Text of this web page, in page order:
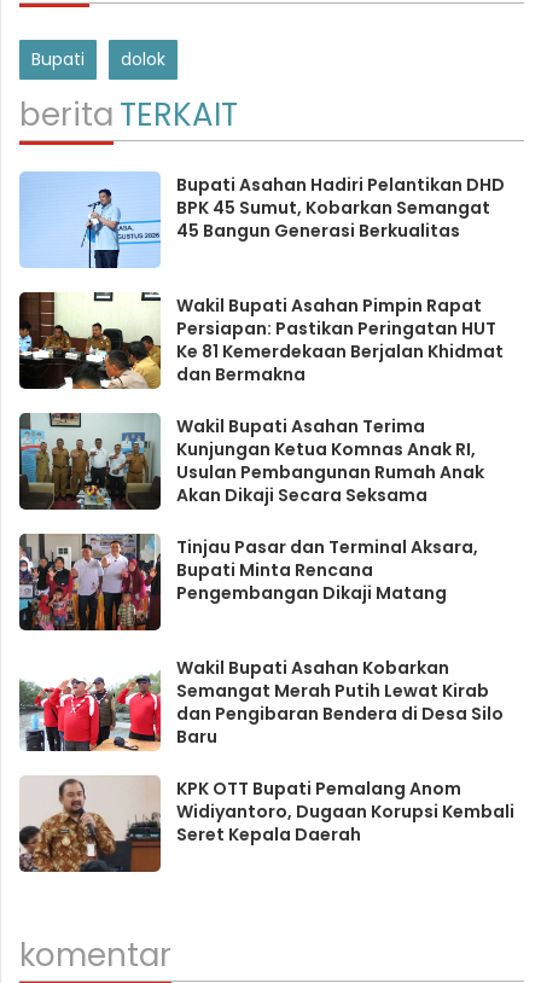
Bupati dolok
beritaTERKAIT
Bupati Asahan Hadiri Pelantikan DHD
BPK 45 Sumut, Kobarkan Semangat
45 Bangun Generasi Berkualitas
Wakil Bupati Asahan Pimpin Rapat
Persiapan: Pastikan Peringatan HUT
Ke 81 Kemerdekaan Berjalan Khidmat
dan Bermakna
Wakil Bupati Asahan Terima
Kunjungan Ketua Komnas Anak RI,
Usulan Pembangunan Rumah Anak
Akan Dikaji Secara Seksama
Tinjau Pasar dan Terminal Aksara,
Bupati Minta Rencana
Pengembangan Dikaji Matang
Wakil Bupati Asahan Kobarkan
Semangat Merah Putih Lewat Kirab
dan Pengibaran Bendera di Desa Silo
Baru
KPK OTT Bupati Pemalang Anom
Widiyantoro, Dugaan Korupsi Kembali
Seret Kepala Daerah
komentar